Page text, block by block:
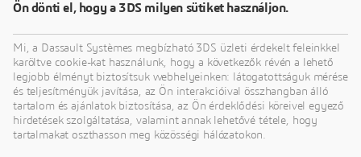
Ön dönti el, hogy a 3DS milyen sütiket használjon.
Mi, a Dassault Systèmes megbízható 3DS üzleti érdekelt feleinkkel
karöltve cookie-kat használunk, hogy a következők révén a lehető
legjobb élményt biztosítsuk webhelyeinken: látogatottságuk mérése
és teljesítményük javítása, az Ön interakcióival összhangban álló
tartalom és ajánlatok biztosítása, az Ön érdeklődési köreivel egyező
hirdetések szolgáltatása, valamint annak lehetővé tétele, hogy
tartalmakat oszthasson meg közösségi hálózatokon.